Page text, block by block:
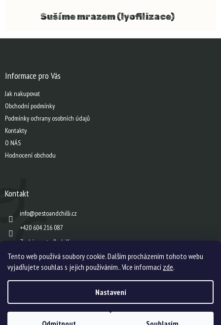
Tento web používá soubory cookie. Dalším procházením tohoto webu
vyjadřujete souhlas s jejich používáním.. Více informací zde.
Nastavení
u
Sušíme mrazem (lyofilizace)
Z
Informace pro Vás
Jak nakupovat
Obchodní podmínky
Podmínky ochrany osobních údajů
Kontakty
O NÁS
Hodnocení obchodu
Kontakt
info@pestoandchilli.cz
+420 604 216 087
Zach´s pesto & chilli
Copyright 2026Zach's pesto & chilli s.r.o.. Všechna práva vyhrazena.Upravit